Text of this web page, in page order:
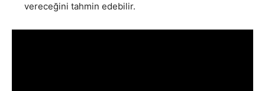
vereceğini tahmin edebilir.